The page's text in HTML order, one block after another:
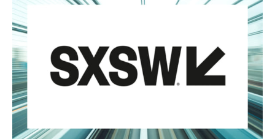
キーワードで探す
STech I USAについて
ニュースレター登録